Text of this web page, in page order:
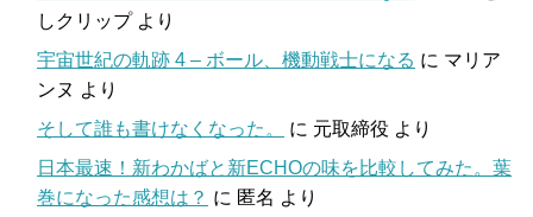
しクリップより
宇宙世紀の軌跡 4 – ボール、機動戦士になる に マリア
ンヌ より
そして誰も書けなくなった。
に 元取締役 より
日本最速！新わかばと新ECHOの味を比較してみた。葉
巻になった感想は？ に 匿名 より